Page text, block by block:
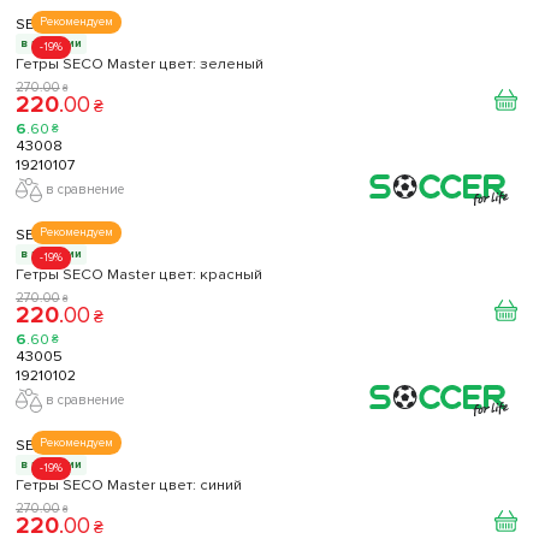
Рекомендуем
-19%
SECO
в наличии
Гетры SECO Master цвет: зеленый
270.00 ₴
220.00 ₴
6.60 ₴
43008
19210107
в сравнение
Рекомендуем
-19%
SECO
в наличии
Гетры SECO Master цвет: красный
270.00 ₴
220.00 ₴
6.60 ₴
43005
19210102
в сравнение
Рекомендуем
-19%
SECO
в наличии
Гетры SECO Master цвет: синий
270.00 ₴
220.00 ₴